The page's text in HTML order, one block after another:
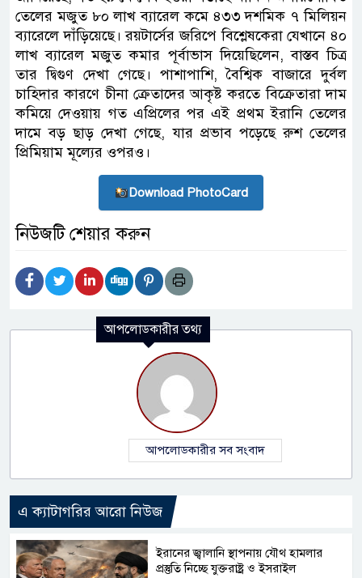
তেলের মজুত ৮০ লাখ ব্যারেল কমে ৪৩৩ দশমিক ৭ মিলিয়ন
ব্যারেলে দাঁড়িয়েছে। রয়টার্সের জরিপে বিশ্লেষকেরা যেখানে ৪০
লাখ ব্যারেল মজুত কমার পূর্বাভাস দিয়েছিলেন, বাস্তব চিত্র
তার দ্বিগুণ দেখা গেছে। পাশাপাশি, বৈশ্বিক বাজারে দুর্বল
চাহিদার কারণে চীনা ক্রেতাদের আকৃষ্ট করতে বিক্রেতারা দাম
কমিয়ে দেওয়ায় গত এপ্রিলের পর এই প্রথম ইরানি তেলের
দামে বড় ছাড় দেখা গেছে, যার প্রভাব পড়েছে রুশ তেলের
প্রিমিয়াম মূল্যের ওপরও।
Download PhotoCard
নিউজটি শেয়ার করুন
আপলোডকারীর তথ্য
আপলোডকারীর সব সংবাদ
এ ক্যাটাগরির আরো নিউজ
ইরানের জ্বালানি স্থাপনায় যৌথ হামলার
প্রস্তুতি নিচ্ছে যুক্তরাষ্ট্র ও ইসরাইল